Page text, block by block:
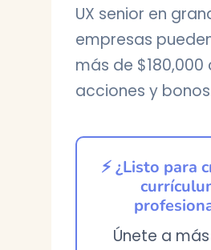
UX senior en
empresas
más de $180,000
acciones y
⚡ ¿Listo para
Únete a